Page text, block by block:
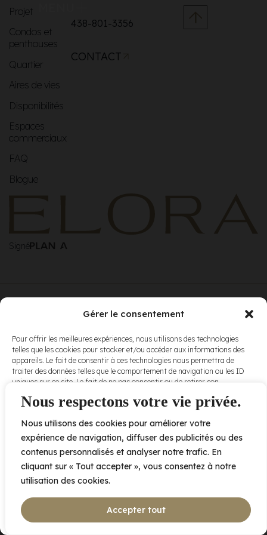
Nous respectons votre vie privée.
Nous utilisons des cookies pour améliorer votre
expérience de navigation, diffuser des publicités ou des
contenus personnalisés et analyser notre trafic. En
cliquant sur « Tout accepter », vous consentez à notre
utilisation des cookies.
Accepter tout
Gérer le consentement
Pour offrir les meilleures expériences, nous utilisons des technologies
telles que les cookies pour stocker et/ou accéder aux informations des
appareils. Le fait de consentir à ces technologies nous permettra de
traiter des données telles que le comportement de navigation ou les ID
uniques sur ce site. Le fait de ne pas consentir ou de retirer son
et fonctions.
Accepter
Refuser
Projet
Condos et
penthouses
Quartier
Aires de vies
Disponibilités
Espaces
commerciaux
FAQ
Blogue
438-801-3356
CONTACT
Signé
conditions
d’utilisationet
nospolitiques
de
confidentialité .
2005 av. de Bois-de-Boulogne, Laval QC H7N 0J7